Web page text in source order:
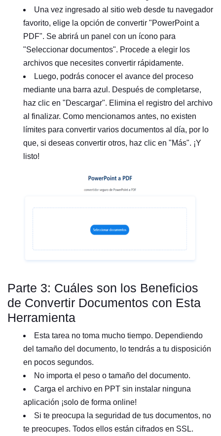
Una vez ingresado al sitio web desde tu navegador
favorito, elige la opción de convertir "PowerPoint a
PDF". Se abrirá un panel con un ícono para
"Seleccionar documentos". Procede a elegir los
archivos que necesites convertir rápidamente.
Luego, podrás conocer el avance del proceso
mediante una barra azul. Después de completarse,
haz clic en "Descargar". Elimina el registro del archivo
al finalizar. Como mencionamos antes, no existen
límites para convertir varios documentos al día, por lo
que, si deseas convertir otros, haz clic en "Más". ¡Y
listo!
Parte 3: Cuáles son los Beneficios
de Convertir Documentos con Esta
Herramienta
Esta tarea no toma mucho tiempo. Dependiendo
del tamaño del documento, lo tendrás a tu disposición
en pocos segundos.
No importa el peso o tamaño del documento.
Carga el archivo en PPT sin instalar ninguna
aplicación ¡solo de forma online!
Si te preocupa la seguridad de tus documentos, no
te preocupes. Todos ellos están cifrados en SSL.